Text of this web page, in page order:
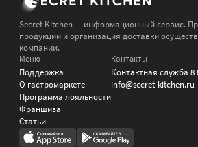
Secret Kitchen — информационный сервис.
продукции и организация доставки
компании.
Меню
Поддержка
О гастромаркете
Программа лояльности
Франшиза
Статьи
Контакты
Контактная служба 8
info@secret-kitchen.ru